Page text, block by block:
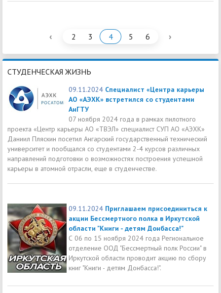
‹ 2 3 4 5 6 ›
СТУДЕНЧЕСКАЯ ЖИЗНЬ
09.11.2024 Специалист «Центра карьеры
АО «АЭХК» встретился со студентами
АнГТУ
07 ноября 2024 года в рамках пилотного
проекта «Центр карьеры АО «ТВЭЛ» специалист СУП АО «АЭХК»
Даниил Пляскин посетил Ангарский государственный технический
университет и пообщался со студентами 2-4 курсов различных
направлений подготовки о возможностях построения успешной
карьеры в атомной отрасли, еще в студенчестве.
09.11.2024 Приглашаем присоединиться к
акции Бессмертного полка в Иркутской
области "Книги - детям Донбасса!"
С 06 по 15 ноября 2024 года Региональное
отделение ООД "Бессмертный полк России" в
Иркутской области проводит акцию по сбору
книг "Книги - детям Донбасса!".